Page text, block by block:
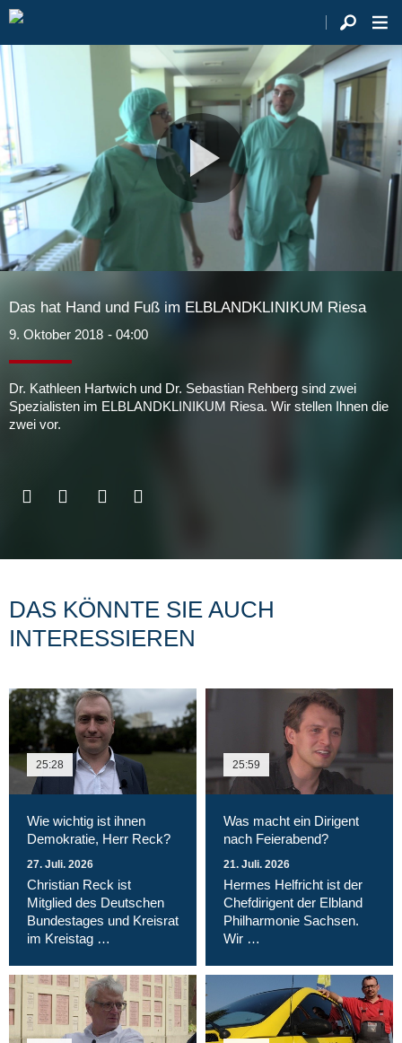
Video
Das hat Hand und Fuß im ELBLANDKLINIKUM Riesa
9. Oktober 2018 - 04:00
Dr. Kathleen Hartwich und Dr. Sebastian Rehberg sind zwei
Spezialisten im ELBLANDKLINIKUM Riesa. Wir stellen Ihnen die
zwei vor.
DAS KÖNNTE SIE AUCH
INTERESSIEREN
25:28
Wie wichtig ist ihnen
Demokratie, Herr Reck?
27. Juli. 2026
Christian Reck ist
Mitglied des Deutschen
Bundestages und Kreisrat
im Kreistag …
25:59
Was macht ein Dirigent
nach Feierabend?
21. Juli. 2026
Hermes Helfricht ist der
Chefdirigent der Elbland
Philharmonie Sachsen.
Wir …